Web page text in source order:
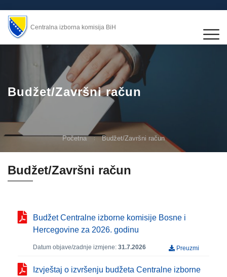
Centralna izborna komisija BiH
Budžet/Završni račun
Početna Budžet/Završni račun
Budžet/Završni račun
Budžet Centralne izborne komisije Bosne i
Hercegovine za 2026. godinu
Datum objave/zadnje izmjene: 31.7.2026 Preuzmi
Izvještaj o izvršenju budžeta Centralne izborne